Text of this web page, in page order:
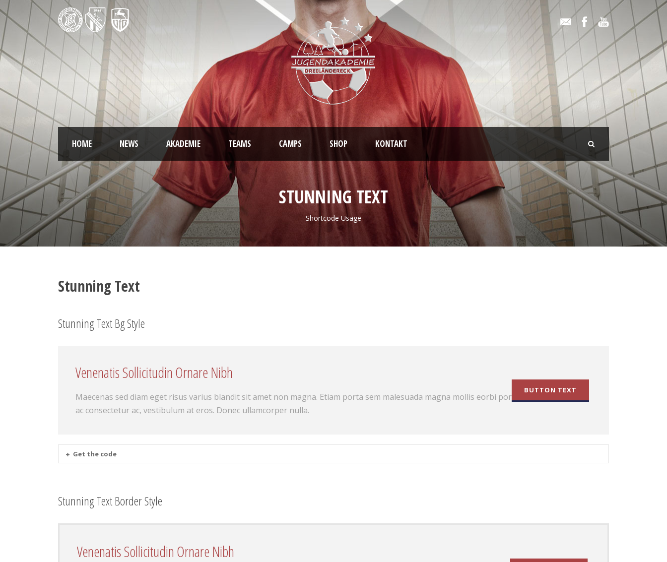
HOME NEWS AKADEMIE TEAMS CAMPS SHOP KONTAKT
STUNNING TEXT
Shortcode Usage
Stunning Text
Stunning Text Bg Style
Venenatis Sollicitudin Ornare Nibh
Maecenas sed diam eget risus varius blandit sit amet non magna. Etiam porta sem malesuada magna mollis eorbi porta
ac consectetur ac, vestibulum at eros. Donec ullamcorper nulla.
BUTTON TEXT
Get the code
Stunning Text Border Style
Venenatis Sollicitudin Ornare Nibh